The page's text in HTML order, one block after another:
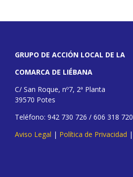
GRUPO DE ACCIÓN LOCAL DE LA
COMARCA DE LIÉBANA
C/ San Roque, nº7, 2ª Planta
39570 Potes
Teléfono: 942 730 726 / 606 318 720
Aviso Legal | Política de Privacidad |